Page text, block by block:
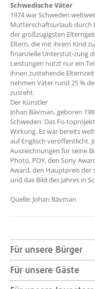
Schwedische Väter
1974 war Schweden
Mutterschaftsurlaub durch
der großzügigsten
Eltern, die mit ihrem Kind
finanzielle Unterstüt-zung
Leistungen nutzt nur ein
ihnen zustehende
nehmen Väter rund 25 %
zusteht.
Der Künstler
Johan Bävman, geboren
Schweden. Das Fo-
Wirkung. Es war bereits
auf Englisch veröffentlicht.
Auszeichnungen für seine
Photo, POY, den Sony
Award, den Hauptpreis der
und das Bild des Jahres in
Quelle: Johan Bävman
Für unsere Bürger
Für unsere Gäste